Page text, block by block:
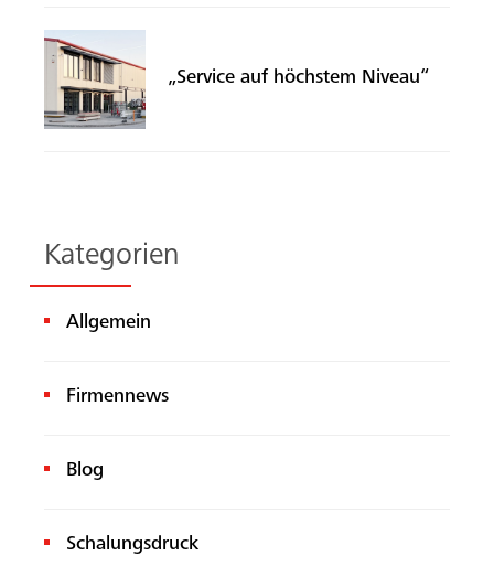
„Service auf höchstem Niveau“
Kategorien
Allgemein
Firmennews
Blog
Schalungsdruck